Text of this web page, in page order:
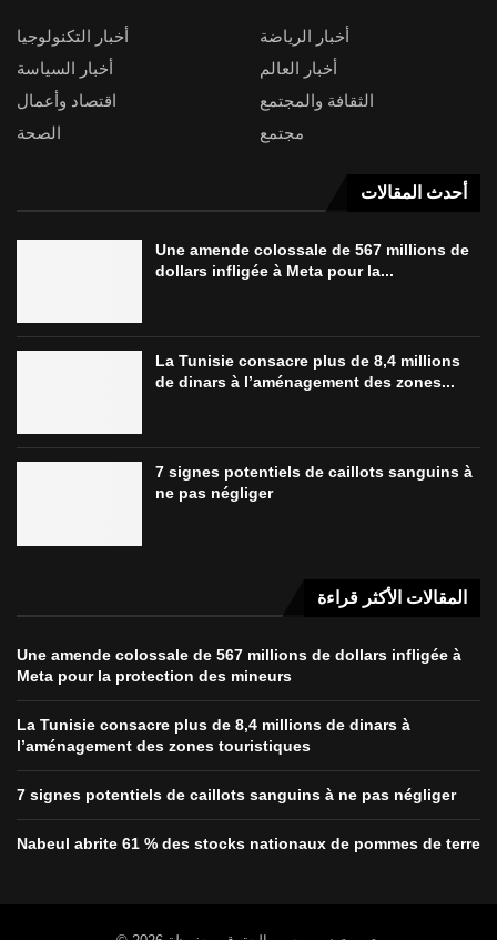
أخبار التكنولوجيا
أخبار الرياضة
أخبار السياسة
أخبار العالم
اقتصاد وأعمال
الثقافة والمجتمع
الصحة
مجتمع
أحدث المقالات
Une amende colossale de 567 millions de
dollars infligée à Meta pour la...
La Tunisie consacre plus de 8,4 millions
de dinars à l’aménagement des zones...
7 signes potentiels de caillots sanguins à
ne pas négliger
المقالات الأكثر قراءة
Une amende colossale de 567 millions de dollars infligée à
Meta pour la protection des mineurs
La Tunisie consacre plus de 8,4 millions de dinars à
l’aménagement des zones touristiques
7 signes potentiels de caillots sanguins à ne pas négliger
Nabeul abrite 61 % des stocks nationaux de pommes de terre